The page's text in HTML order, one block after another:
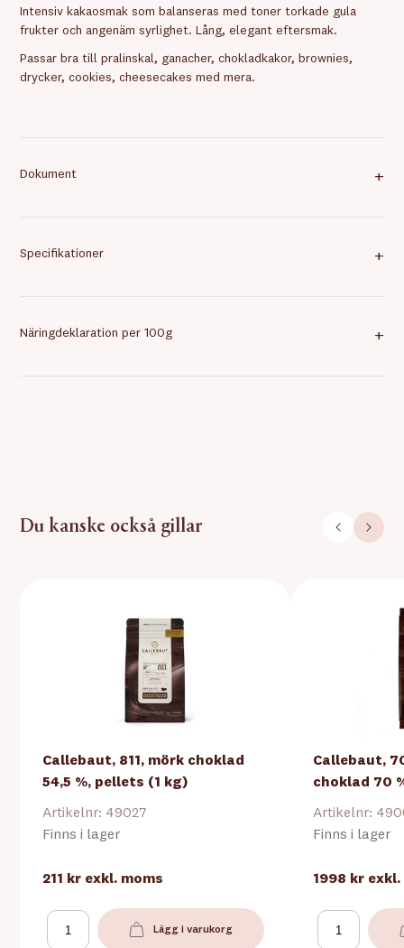
Intensiv kakaosmak som balanseras med toner torkade gula
frukter och angenäm syrlighet. Lång, elegant eftersmak.
Passar bra till pralinskal, ganacher, chokladkakor, brownies,
drycker, cookies, cheesecakes med mera.
Dokument +
Specifikationer +
Näringdeklaration per 100g +
Du kanske också gillar
Callebaut, 811, mörk choklad
54,5 %, pellets (1 kg)
Artikelnr: 49027
Finns i lager
211 kr exkl. moms
Lägg i varukorg
Callebaut,
choklad 70
Artikelnr:
Finns i lager
1998 kr exkl.